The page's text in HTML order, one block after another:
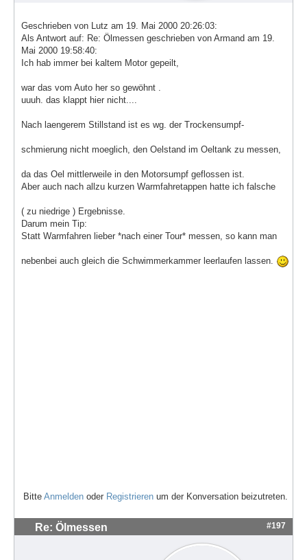
Geschrieben von Lutz am 19. Mai 2000 20:26:03:
Als Antwort auf: Re: Ölmessen geschrieben von Armand am 19.
Mai 2000 19:58:40:
Ich hab immer bei kaltem Motor gepeilt,
war das vom Auto her so gewöhnt .
uuuh. das klappt hier nicht....
Nach laengerem Stillstand ist es wg. der Trockensumpf-
schmierung nicht moeglich, den Oelstand im Oeltank zu messen,
da das Oel mittlerweile in den Motorsumpf geflossen ist.
Aber auch nach allzu kurzen Warmfahretappen hatte ich falsche
( zu niedrige ) Ergebnisse.
Darum mein Tip:
Statt Warmfahren lieber *nach einer Tour* messen, so kann man
nebenbei auch gleich die Schwimmerkammer leerlaufen lassen.
Bitte Anmelden oder Registrieren um der Konversation beizutreten.
Re: Ölmessen #197